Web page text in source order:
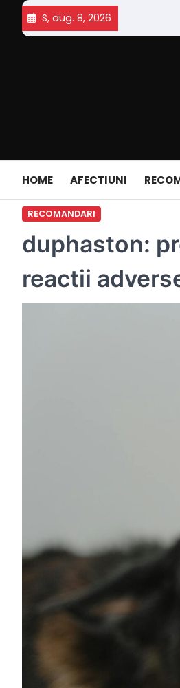
content
S, aug. 8, 2026
HOME AFECTIUNI
RECOMANDARI
duphaston:
reactii